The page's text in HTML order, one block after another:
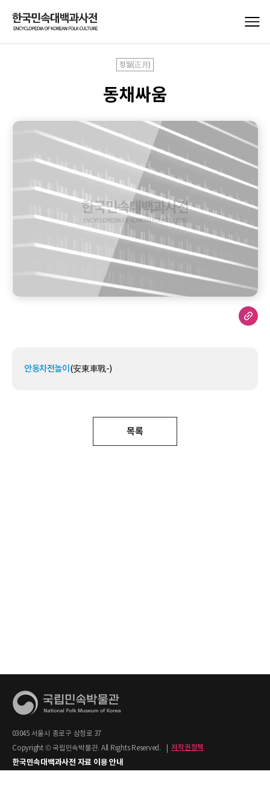
정월(正月)
동채싸움
안동차전놀이 (安東車戰-)
목록
03045 서울시 종로구 삼청로 37
Copyright © 국립민속박물관. All Rights Reserved.
저작권정책
한국민속대백과사전 자료 이용 안내